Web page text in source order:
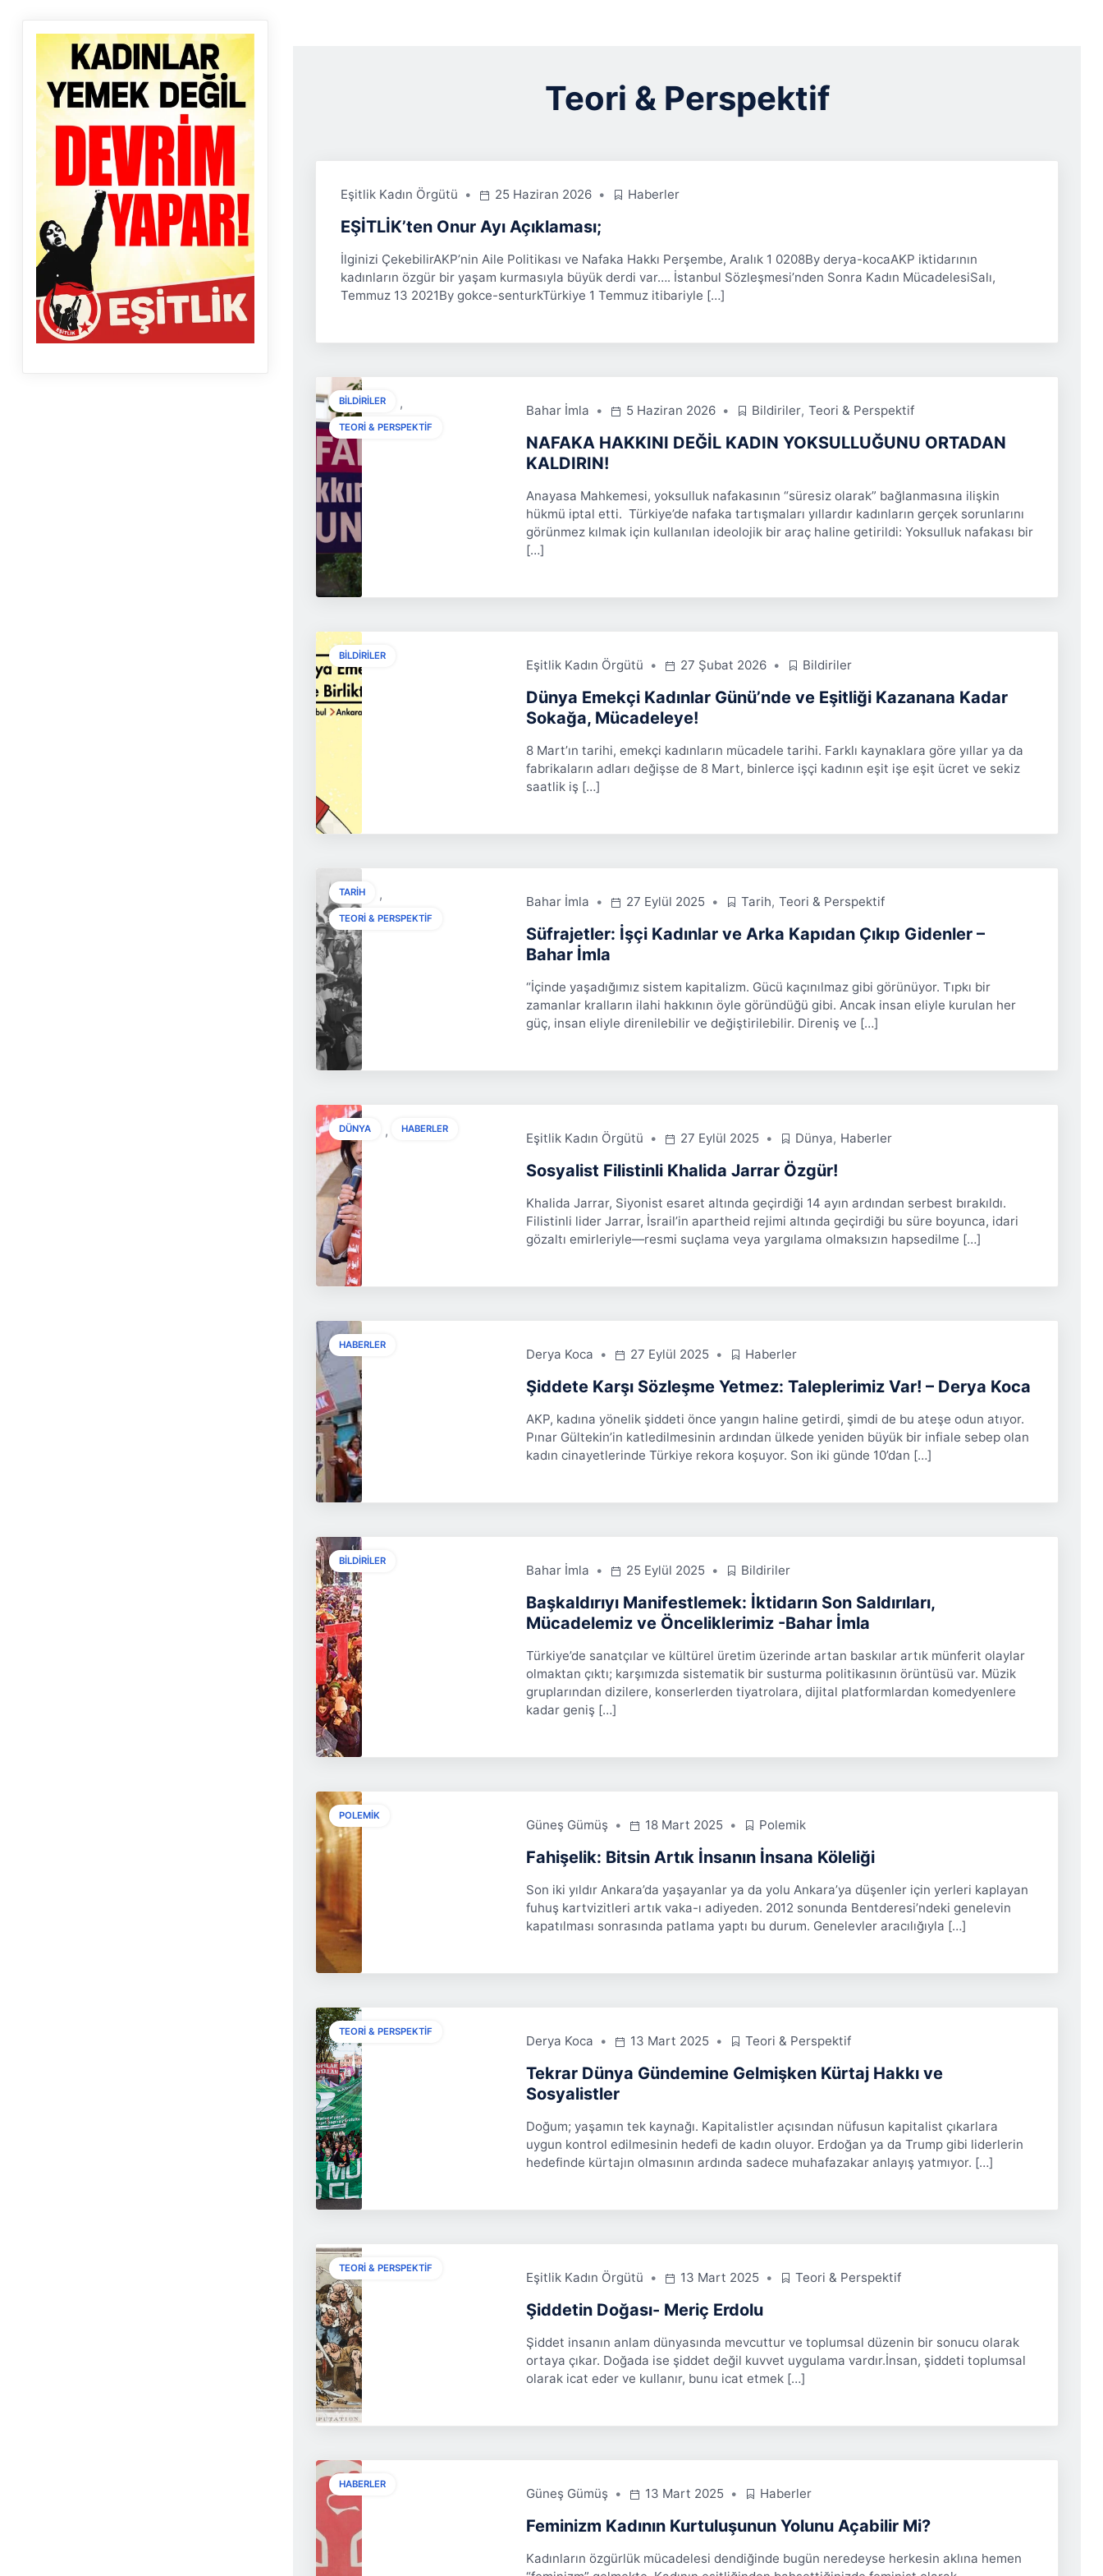
Teori & Perspektif
Eşitlik Kadın Örgütü 25 Haziran 2026 Haberler
EŞİTLİK’ten Onur Ayı Açıklaması;
İlginizi ÇekebilirAKP’nin Aile Politikası ve Nafaka Hakkı Perşembe, Aralık 1 0208By derya-kocaAKP iktidarının
kadınların özgür bir yaşam kurmasıyla büyük derdi var…. İstanbul Sözleşmesi’nden Sonra Kadın MücadelesiSalı,
Temmuz 13 2021By gokce-senturkTürkiye 1 Temmuz itibariyle […]
BILDIRILER ,
TEORI & PERSPEKTIF
Bahar İmla 5 Haziran 2026 Bildiriler, Teori & Perspektif
NAFAKA HAKKINI DEĞİL KADIN YOKSULLUĞUNU ORTADAN
KALDIRIN!
Anayasa Mahkemesi, yoksulluk nafakasının “süresiz olarak” bağlanmasına ilişkin
hükmü iptal etti. Türkiye’de nafaka tartışmaları yıllardır kadınların gerçek sorunlarını
görünmez kılmak için kullanılan ideolojik bir araç haline getirildi: Yoksulluk nafakası bir
[…]
BILDIRILER
Eşitlik Kadın Örgütü 27 Şubat 2026 Bildiriler
Dünya Emekçi Kadınlar Günü’nde ve Eşitliği Kazanana Kadar
Sokağa, Mücadeleye!
8 Mart’ın tarihi, emekçi kadınların mücadele tarihi. Farklı kaynaklara göre yıllar ya da
fabrikaların adları değişse de 8 Mart, binlerce işçi kadının eşit işe eşit ücret ve sekiz
saatlik iş […]
TARIH ,
TEORI & PERSPEKTIF
Bahar İmla 27 Eylül 2025 Tarih, Teori & Perspektif
Süfrajetler: İşçi Kadınlar ve Arka Kapıdan Çıkıp Gidenler –
Bahar İmla
“İçinde yaşadığımız sistem kapitalizm. Gücü kaçınılmaz gibi görünüyor. Tıpkı bir
zamanlar kralların ilahi hakkının öyle göründüğü gibi. Ancak insan eliyle kurulan her
güç, insan eliyle direnilebilir ve değiştirilebilir. Direniş ve […]
DÜNYA , HABERLER
Eşitlik Kadın Örgütü 27 Eylül 2025 Dünya, Haberler
Sosyalist Filistinli Khalida Jarrar Özgür!
Khalida Jarrar, Siyonist esaret altında geçirdiği 14 ayın ardından serbest bırakıldı.
Filistinli lider Jarrar, İsrail’in apartheid rejimi altında geçirdiği bu süre boyunca, idari
gözaltı emirleriyle—resmi suçlama veya yargılama olmaksızın hapsedilme […]
HABERLER
Derya Koca 27 Eylül 2025 Haberler
Şiddete Karşı Sözleşme Yetmez: Taleplerimiz Var! – Derya Koca
AKP, kadına yönelik şiddeti önce yangın haline getirdi, şimdi de bu ateşe odun atıyor.
Pınar Gültekin’in katledilmesinin ardından ülkede yeniden büyük bir infiale sebep olan
kadın cinayetlerinde Türkiye rekora koşuyor. Son iki günde 10’dan […]
BILDIRILER
Bahar İmla 25 Eylül 2025 Bildiriler
Başkaldırıyı Manifestlemek: İktidarın Son Saldırıları,
Mücadelemiz ve Önceliklerimiz -Bahar İmla
Türkiye’de sanatçılar ve kültürel üretim üzerinde artan baskılar artık münferit olaylar
olmaktan çıktı; karşımızda sistematik bir susturma politikasının örüntüsü var. Müzik
gruplarından dizilere, konserlerden tiyatrolara, dijital platformlardan komedyenlere
kadar geniş […]
POLEMIK
Güneş Gümüş 18 Mart 2025 Polemik
Fahişelik: Bitsin Artık İnsanın İnsana Köleliği
Son iki yıldır Ankara’da yaşayanlar ya da yolu Ankara’ya düşenler için yerleri kaplayan
fuhuş kartvizitleri artık vaka-ı adiyeden. 2012 sonunda Bentderesi’ndeki genelevin
kapatılması sonrasında patlama yaptı bu durum. Genelevler aracılığıyla […]
TEORI & PERSPEKTIF
Derya Koca 13 Mart 2025 Teori & Perspektif
Tekrar Dünya Gündemine Gelmişken Kürtaj Hakkı ve
Sosyalistler
Doğum; yaşamın tek kaynağı. Kapitalistler açısından nüfusun kapitalist çıkarlara
uygun kontrol edilmesinin hedefi de kadın oluyor. Erdoğan ya da Trump gibi liderlerin
hedefinde kürtajın olmasının ardında sadece muhafazakar anlayış yatmıyor. […]
TEORI & PERSPEKTIF
Eşitlik Kadın Örgütü 13 Mart 2025 Teori & Perspektif
Şiddetin Doğası- Meriç Erdolu
Şiddet insanın anlam dünyasında mevcuttur ve toplumsal düzenin bir sonucu olarak
ortaya çıkar. Doğada ise şiddet değil kuvvet uygulama vardır.İnsan, şiddeti toplumsal
olarak icat eder ve kullanır, bunu icat etmek […]
HABERLER
Güneş Gümüş 13 Mart 2025 Haberler
Feminizm Kadının Kurtuluşunun Yolunu Açabilir Mi?
Kadınların özgürlük mücadelesi dendiğinde bugün neredeyse herkesin aklına hemen